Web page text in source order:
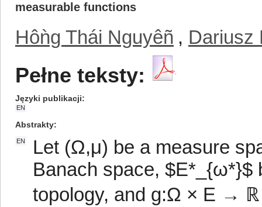
measurable functions
Hôǹg Thái Nguyêñ , Dariusz
Pełne teksty:
Języki publikacji
EN
Abstrakty
EN
Let (Ω,μ) be a measure
Banach space, $E*_{ω*}$
topology, and g:Ω × E → ℝ